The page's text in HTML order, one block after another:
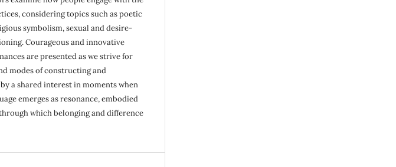
considering topics such as poetic
symbolism, sexual and desire-
Courageous and innovative
are presented as we strive for
modes of constructing and
a shared interest in moments when
emerges as resonance, embodied
which belonging and difference